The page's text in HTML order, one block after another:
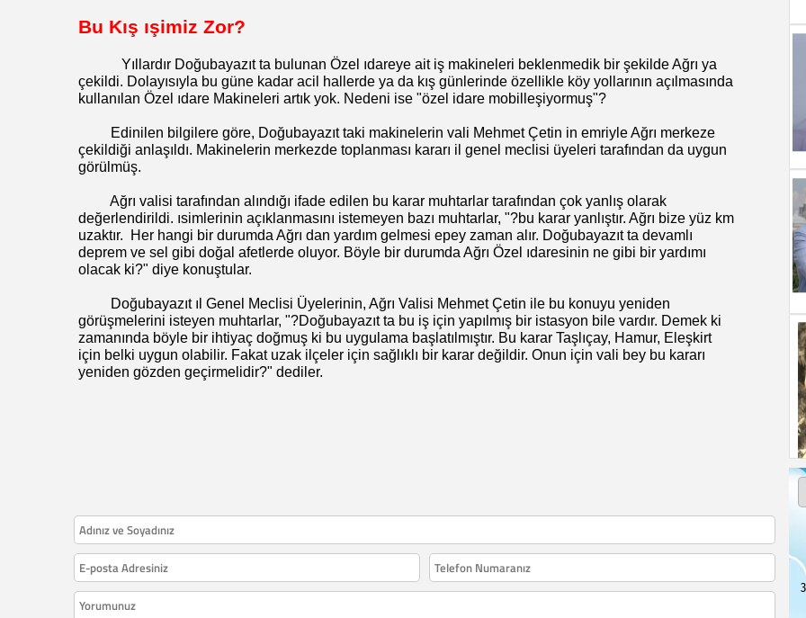
Bu Kış ışimiz Zor?
Yıllardır Doğubayazıt ta bulunan Özel ıdareye ait iş makineleri beklenmedik bir şekilde Ağrı ya
çekildi. Dolayısıyla bu güne kadar acil hallerde ya da kış günlerinde özellikle köy yollarının açılmasında
kullanılan Özel ıdare Makineleri artık yok. Nedeni ise "özel idare mobilleşiyormuş"?
Edinilen bilgilere göre, Doğubayazıt taki makinelerin vali Mehmet Çetin in emriyle Ağrı merkeze
çekildiği anlaşıldı. Makinelerin merkezde toplanması kararı il genel meclisi üyeleri tarafından da uygun
görülmüş.
Ağrı valisi tarafından alındığı ifade edilen bu karar muhtarlar tarafından çok yanlış olarak
değerlendirildi. ısimlerinin açıklanmasını istemeyen bazı muhtarlar, "?bu karar yanlıştır. Ağrı bize yüz km
uzaktır.
Her hangi bir durumda Ağrı dan yardım gelmesi epey zaman alır. Doğubayazıt ta devamlı
deprem ve sel gibi doğal afetlerde oluyor. Böyle bir durumda Ağrı Özel ıdaresinin ne gibi bir yardımı
olacak ki?" diye konuştular.
Doğubayazıt ıl Genel Meclisi Üyelerinin, Ağrı Valisi Mehmet Çetin ile bu konuyu yeniden
görüşmelerini isteyen muhtarlar, "?Doğubayazıt ta bu iş için yapılmış bir istasyon bile vardır. Demek ki
zamanında böyle bir ihtiyaç doğmuş ki bu uygulama başlatılmıştır. Bu karar Taşlıçay, Hamur, Eleşkirt
için belki uygun olabilir. Fakat uzak ilçeler için sağlıklı bir karar değildir. Onun için vali bey bu kararı
yeniden gözden geçirmelidir?" dediler.